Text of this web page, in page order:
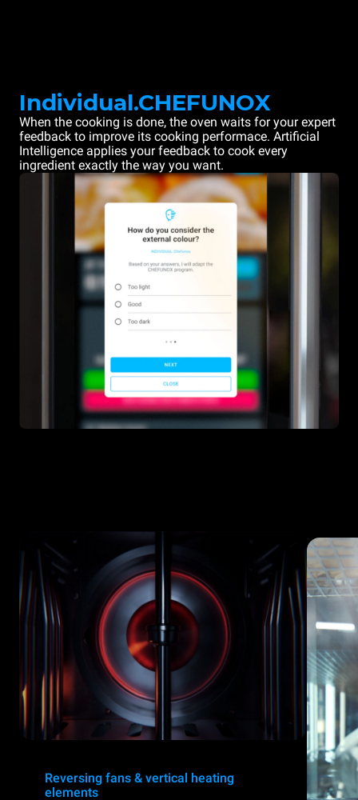
Individual.CHEFUNOX
When the cooking is done, the oven waits for your expert
feedback to improve its cooking performace. Artificial
Intelligence applies your feedback to cook every
ingredient exactly the way you want.
Reversing fans & vertical heating
elements